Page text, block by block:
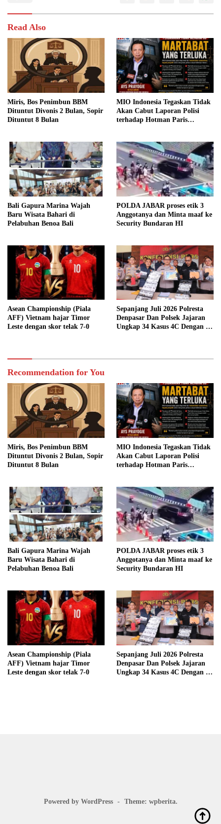
Read Also
Miris, Bos Penimbun BBM
Dituntut Divonis 2 Bulan, Sopir
Dituntut 8 Bulan
MIO Indonesia Tegaskan Tidak
Akan Cabut Laporan Polisi
terhadap Hotman Paris
Bali Gapura Marina Wajah
Baru Wisata Bahari di
Pelabuhan Benoa Bali
POLDA JABAR proses etik 3
Anggotanya dan Minta maaf ke
Security Bundaran HI
Asean Championship (Piala
AFF) Vietnam hajar Timor
Leste dengan skor telak 7-0
Sepanjang Juli 2026 Polresta
Denpasar Dan Polsek Jajaran
Ungkap 34 Kasus 4C Dengan 42
Recommendation for You
Miris, Bos Penimbun BBM
Dituntut Divonis 2 Bulan, Sopir
Dituntut 8 Bulan
MIO Indonesia Tegaskan Tidak
Akan Cabut Laporan Polisi
terhadap Hotman Paris
Bali Gapura Marina Wajah
Baru Wisata Bahari di
Pelabuhan Benoa Bali
POLDA JABAR proses etik 3
Anggotanya dan Minta maaf ke
Security Bundaran HI
Asean Championship (Piala
AFF) Vietnam hajar Timor
Leste dengan skor telak 7-0
Sepanjang Juli 2026 Polresta
Denpasar Dan Polsek Jajaran
Ungkap 34 Kasus 4C Dengan 42
Powered by WordPress - Theme: wpberita.